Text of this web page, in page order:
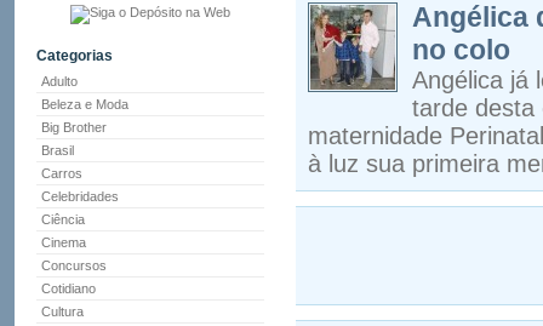
Categorias
Adulto
Beleza e Moda
Big Brother
Brasil
Carros
Celebridades
Ciência
Cinema
Concursos
Cotidiano
Cultura
Angélica
no colo
Angélica já
tarde desta
maternidade
à luz sua primeira